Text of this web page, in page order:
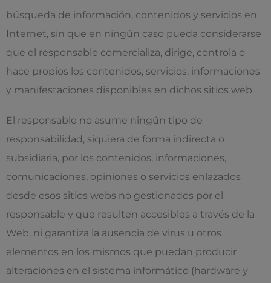
búsqueda de información, contenidos y servicios en
Internet, sin que en ningún caso pueda considerarse
que el responsable comercializa, dirige, controla o
hace propios los contenidos, servicios, informaciones
y manifestaciones disponibles en dichos sitios web.
El responsable no asume ningún tipo de
responsabilidad, siquiera de forma indirecta o
subsidiaria, por los contenidos, informaciones,
comunicaciones, opiniones o servicios enlazados
desde esos sitios webs no gestionados por el
responsable y que resulten accesibles a través de la
Web, ni garantiza la ausencia de virus u otros
elementos en los mismos que puedan producir
alteraciones en el sistema informático (hardware y